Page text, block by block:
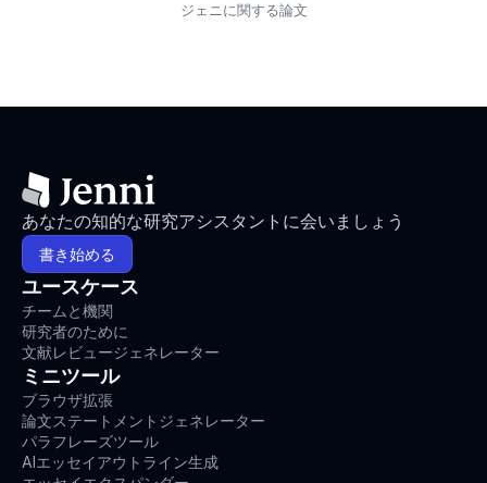
ジェニに関する論文
あなたの知的な研究アシスタントに会いましょう
書き始める
ユースケース
チームと機関
研究者のために
文献レビュージェネレーター
ミニツール
ブラウザ拡張
論文ステートメントジェネレーター
パラフレーズツール
AIエッセイアウトライン生成